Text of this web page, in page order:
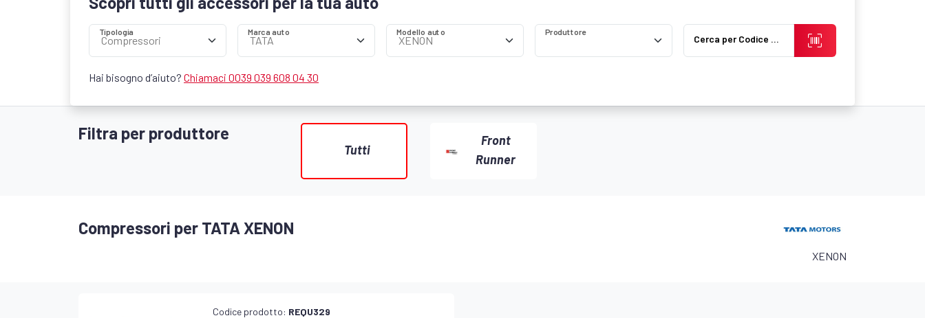
Tipologia Marca auto Modello auto Produttore
Cerca per Codice Prodotto
Hai bisogno d’aiuto? Chiamaci 0039 039 608 04 30
Filtra per produttore
Tutti
Front
Runner
Compressori per TATA XENON
XENON
Codice prodotto: REQU329